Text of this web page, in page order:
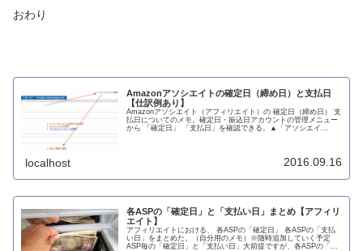
おわり
Amazonアソシエイトの確定日（締め日）と支払日
【仕訳例あり】
Amazonアソシエイト（アフィリエイト）の 確定日（締め日） 支
払日についてのメモ。確定日・振込日アカウントの管理メニュー
から 「確定日」 「支払日」を確認できる。▲「アソシエイ...
localhost 2016.09.16
各ASPの「確定日」と「支払い日」まとめ【アフィリ
エイト】
アフィリエイトにおける、 各ASPの「確定日」 各ASPの「支払
い日」をまとめた。（自分用のメモ）※随時追加していく予定
ASP毎の「確定日」と「支払い日」大前提ですが、各ASPの「...